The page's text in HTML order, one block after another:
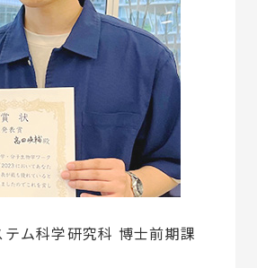
テム科学研究科 博士前期課